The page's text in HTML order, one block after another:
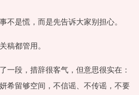
不是慌，而是先告诉大家别担心。
稿都管用。
一段，措辞很客气，但意思很实在：
希留够空间，不信谣、不传谣，不要